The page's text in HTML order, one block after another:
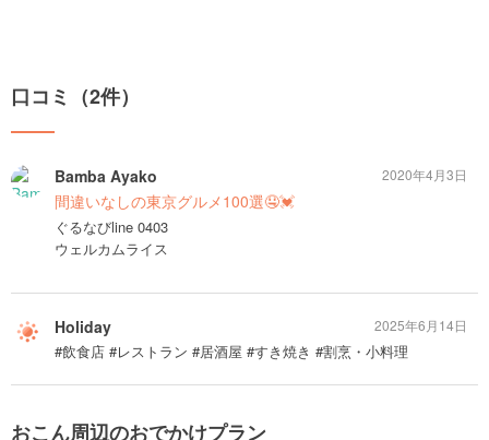
口コミ（2件）
Bamba Ayako
間違いなしの東京グルメ100選🤤💓
ぐるなびline 0403
ウェルカムライス
2020年4月3日
Holiday
#飲食店 #レストラン #居酒屋 #すき焼き #割烹・小料理
2025年6月14日
おこん周辺のおでかけプラン